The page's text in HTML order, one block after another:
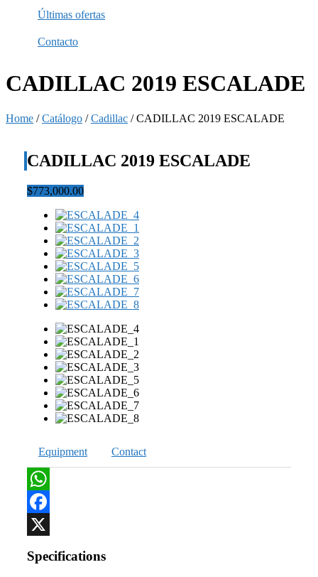
Últimas ofertas
Contacto
CADILLAC 2019 ESCALADE
Home /Catálogo /Cadillac /CADILLAC 2019 ESCALADE
CADILLAC 2019 ESCALADE
$773,000.00
Equipment Contact
WhatsApp
Facebook
Specifications